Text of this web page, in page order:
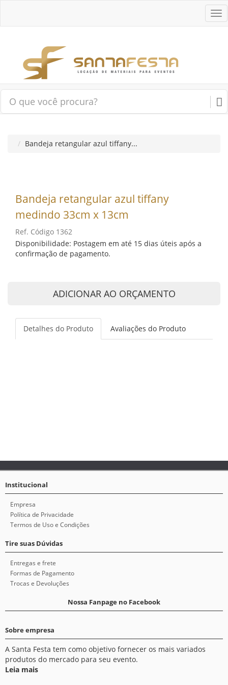
Bandeja retangular azul tiffany...
Bandeja retangular azul tiffany
medindo 33cm x 13cm
Ref. Código 1362
Disponibilidade: Postagem em até 15 dias úteis após a
confirmação de pagamento.
ADICIONAR AO ORÇAMENTO
Detalhes do Produto Avaliações do Produto
Institucional
Empresa
Política de Privacidade
Termos de Uso e Condições
Tire suas Dúvidas
Entregas e frete
Formas de Pagamento
Trocas e Devoluções
Nossa Fanpage no Facebook
Sobre empresa
A Santa Festa tem como objetivo fornecer os mais variados
produtos do mercado para seu evento.
Leia mais